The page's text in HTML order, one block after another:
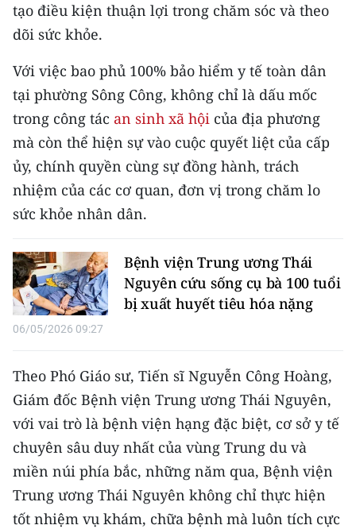
Video
Media Kinh tế
Media Văn hóa
Media Xã hội
Media Pháp luật
Media Thế giới
Media Thể thao
Media Giáo dục
Media Y tế
Media Khoa học - Công nghệ
Media Môi trường
Ảnh
Infographic
tạo điều kiện thuận lợi trong chăm sóc và theo
dõi sức khỏe.
Với việc bao phủ 100% bảo hiểm y tế toàn dân
tại phường Sông Công, không chỉ là dấu mốc
trong công tác an sinh xã hội của địa phương
mà còn thể hiện sự vào cuộc quyết liệt của cấp
ủy, chính quyền cùng sự đồng hành, trách
nhiệm của các cơ quan, đơn vị trong chăm lo
sức khỏe nhân dân.
Bệnh viện Trung ương Thái
Nguyên cứu sống cụ bà 100 tuổi
bị xuất huyết tiêu hóa nặng
06/05/2026 09:27
Theo Phó Giáo sư, Tiến sĩ Nguyễn Công Hoàng,
Giám đốc Bệnh viện Trung ương Thái Nguyên,
với vai trò là bệnh viện hạng đặc biệt, cơ sở y tế
chuyên sâu duy nhất của vùng Trung du và
miền núi phía bắc, những năm qua, Bệnh viện
Trung ương Thái Nguyên không chỉ thực hiện
tốt nhiệm vụ khám, chữa bệnh mà luôn tích cực